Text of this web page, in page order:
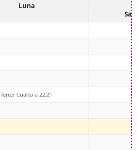
Luna
Tercer Cuarto a 22:21